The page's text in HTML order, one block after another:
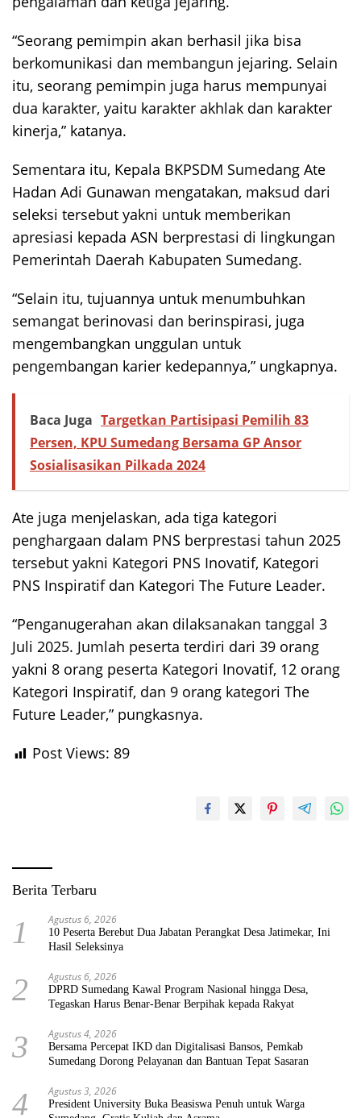
“Seorang pemimpin akan berhasil jika bisa
berkomunikasi dan membangun jejaring. Selain
itu, seorang pemimpin juga harus mempunyai
dua karakter, yaitu karakter akhlak dan karakter
kinerja,” katanya.
Sementara itu, Kepala BKPSDM Sumedang Ate
Hadan Adi Gunawan mengatakan, maksud dari
seleksi tersebut yakni untuk memberikan
apresiasi kepada ASN berprestasi di lingkungan
Pemerintah Daerah Kabupaten Sumedang.
“Selain itu, tujuannya untuk menumbuhkan
semangat berinovasi dan berinspirasi, juga
mengembangkan unggulan untuk
pengembangan karier kedepannya,” ungkapnya.
Baca Juga Targetkan Partisipasi Pemilih 83
Persen, KPU Sumedang Bersama GP Ansor
Sosialisasikan Pilkada 2024
Ate juga menjelaskan, ada tiga kategori
penghargaan dalam PNS berprestasi tahun 2025
tersebut yakni Kategori PNS Inovatif, Kategori
PNS Inspiratif dan Kategori The Future Leader.
“Penganugerahan akan dilaksanakan tanggal 3
Juli 2025. Jumlah peserta terdiri dari 39 orang
yakni 8 orang peserta Kategori Inovatif, 12 orang
Kategori Inspiratif, dan 9 orang kategori The
Future Leader,” pungkasnya.
Post Views: 89
Berita Terbaru
1 Agustus 6, 2026
10 Peserta Berebut Dua Jabatan Perangkat Desa Jatimekar, Ini
Hasil Seleksinya
2 Agustus 6, 2026
DPRD Sumedang Kawal Program Nasional hingga Desa,
Tegaskan Harus Benar-Benar Berpihak kepada Rakyat
3 Agustus 4, 2026
Bersama Percepat IKD dan Digitalisasi Bansos, Pemkab
Sumedang Dorong Pelayanan dan Bantuan Tepat Sasaran
4 Agustus 3, 2026
President University Buka Beasiswa Penuh untuk Warga